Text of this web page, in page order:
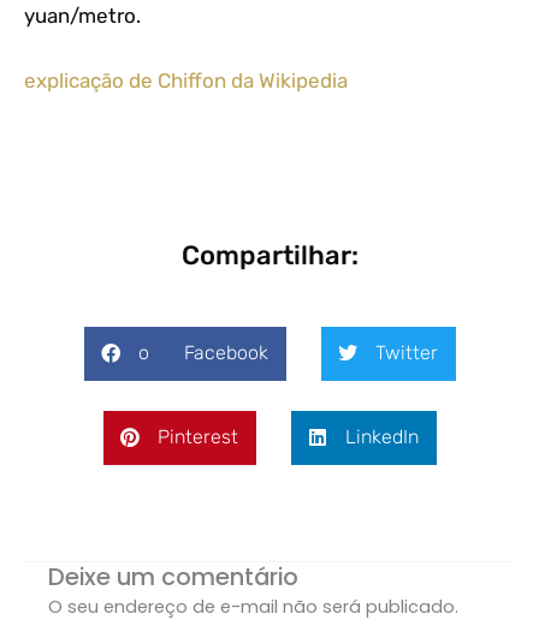
yuan/metro.
explicação de Chiffon da Wikipedia
Compartilhar:
o Facebook Twitter
Pinterest LinkedIn
Deixe um comentário
O seu endereço de e-mail não será publicado.